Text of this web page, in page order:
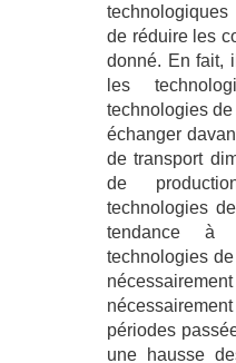
de réduire les
donné. En fait,
les
technologies
échanger
de transport
de
technologies
tendance à
technologies
périodes
une hausse